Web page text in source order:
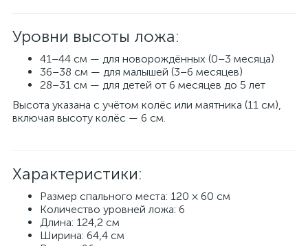
Уровни высоты ложа:
41–44 см — для новорождённых (0–3 месяца)
36–38 см — для малышей (3–6 месяцев)
28–31 см — для детей от 6 месяцев до 5 лет
Высота указана с учётом колёс или маятника (11 см),
включая высоту колёс — 6 см.
Характеристики:
Размер спального места: 120 × 60 см
Количество уровней ложа: 6
Длина: 124,2 см
Ширина: 64,4 см